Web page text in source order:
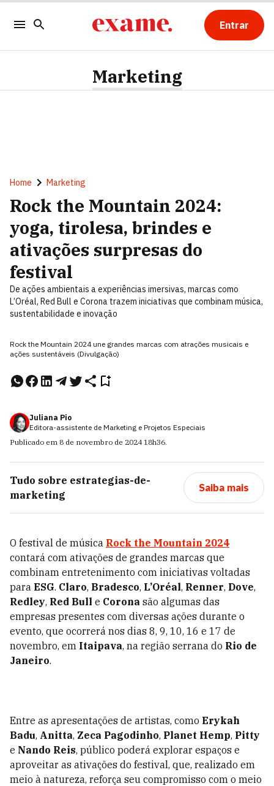
Entrar
Marketing
Home Marketing
Rock the Mountain 2024:
yoga, tirolesa, brindes e
ativações surpresas do
festival
De ações ambientais a experiências imersivas, marcas como
L’Oréal, Red Bull e Corona trazem iniciativas que combinam música,
sustentabilidade e inovação
Rock the Mountain 2024 une grandes marcas com atrações musicais e
ações sustentáveis (Divulgação)
Juliana Pio
Editora-assistente de Marketing e Projetos Especiais
Publicado em 8 de novembro de 2024 18h36.
Tudo sobre estrategias-de-
marketing
Saiba mais
O festival de música Rock the Mountain 2024
contará com ativações de grandes marcas que
combinam entretenimento com iniciativas voltadas
para ESG. Claro, Bradesco, L’Oréal, Renner, Dove,
Redley, Red Bull e Corona são algumas das
empresas presentes com diversas ações durante o
evento, que ocorrerá nos dias 8, 9, 10, 16 e 17 de
novembro, em Itaipava, na região serrana do Rio de
Janeiro.
Entre as apresentações de artistas, como Erykah
Badu, Anitta, Zeca Pagodinho, Planet Hemp, Pitty
e Nando Reis, público poderá explorar espaços e
aproveitar as ativações do festival, que, realizado em
meio à natureza, reforça seu compromisso com o meio